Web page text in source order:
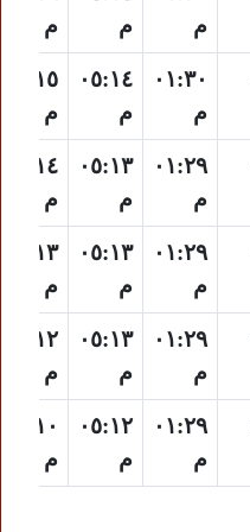
م
م
م
٠١:٣٠
م
٠٥:١٤
م
٠٨:١٥
م
٠١:٢٩
م
٠٥:١٣
م
٠٨:١٤
م
٠١:٢٩
م
٠٥:١٣
م
٠٨:١٣
م
٠١:٢٩
م
٠٥:١٣
م
٠٨:١٢
م
٠١:٢٩
م
٠٥:١٢
م
٠٨:١٠
م